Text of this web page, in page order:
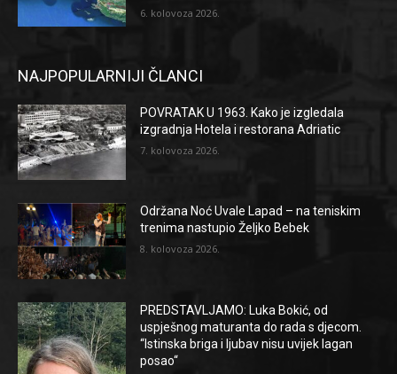
6. kolovoza 2026.
NAJPOPULARNIJI ČLANCI
POVRATAK U 1963. Kako je izgledala
izgradnja Hotela i restorana Adriatic
7. kolovoza 2026.
Održana Noć Uvale Lapad – na teniskim
trenima nastupio Željko Bebek
8. kolovoza 2026.
PREDSTAVLJAMO: Luka Bokić, od
uspješnog maturanta do rada s djecom.
“Istinska briga i ljubav nisu uvijek lagan
posao“